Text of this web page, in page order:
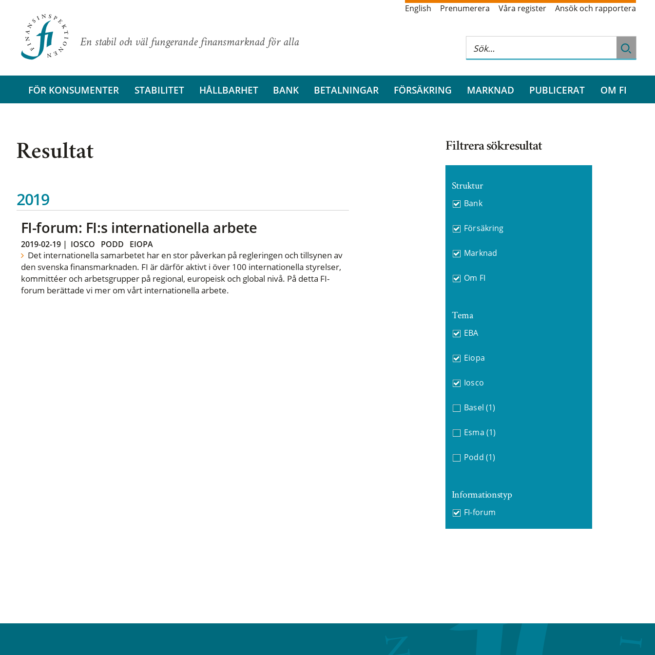
En stabil och väl fungerande finansmarknad för alla
English Prenumerera Våra register Ansök och rapportera
FÖR KONSUMENTER STABILITET HÅLLBARHET BANK BETALNINGAR FÖRSÄKRING MARKNAD PUBLICERAT OM FI
Resultat
2019
FI-forum: FI:s internationella arbete
2019-02-19| IOSCO PODD EIOPA
Det internationella samarbetet har en stor påverkan på regleringen och tillsynen av
den svenska finansmarknaden. FI är därför aktivt i över 100 internationella styrelser,
kommittéer och arbetsgrupper på regional, europeisk och global nivå. På detta FI-
forum berättade vi mer om vårt internationella arbete.
Filtrera sökresultat
Struktur
Bank
Försäkring
Marknad
Om FI
Tema
EBA
Eiopa
Iosco
Basel (1)
Esma (1)
Podd (1)
Informationstyp
FI-forum